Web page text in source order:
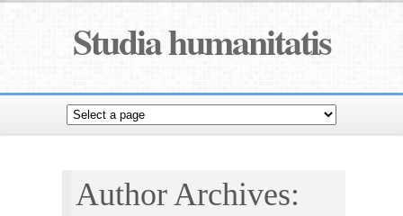
Studia humanitatis
Author Archives: